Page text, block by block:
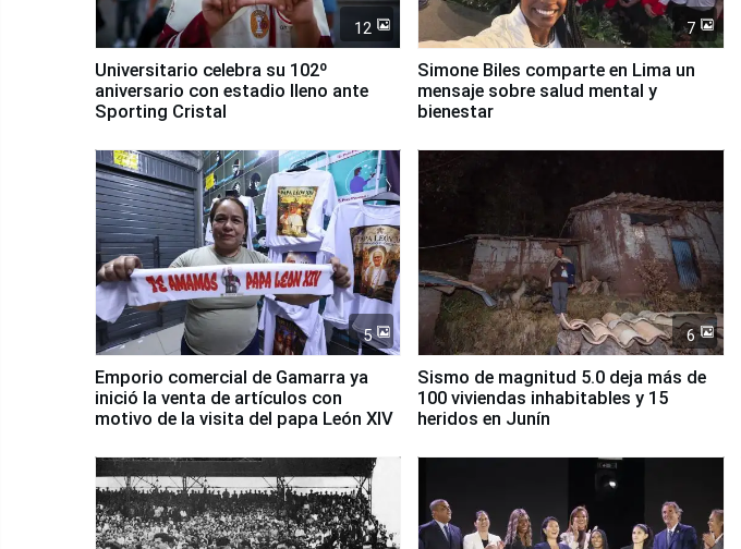
12
Universitario celebra su 102º
aniversario con estadio lleno ante
Sporting Cristal
7
Simone Biles comparte en Lima un
mensaje sobre salud mental y
bienestar
5
Emporio comercial de Gamarra ya
inició la venta de artículos con
motivo de la visita del papa León XIV
6
Sismo de magnitud 5.0 deja más de
100 viviendas inhabitables y 15
heridos en Junín